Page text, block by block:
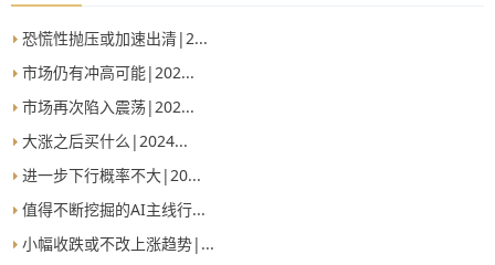
恐慌性抛压或加速出清|2...
市场仍有冲高可能|202...
市场再次陷入震荡|202...
大涨之后买什么|2024...
进一步下行概率不大|20...
值得不断挖掘的AI主线行...
小幅收跌或不改上涨趋势|...